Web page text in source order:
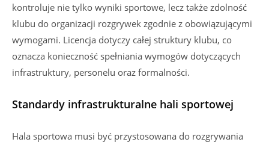
kontroluje nie tylko wyniki sportowe, lecz także zdolność
klubu do organizacji rozgrywek zgodnie z obowiązującymi
wymogami. Licencja dotyczy całej struktury klubu, co
oznacza konieczność spełniania wymogów dotyczących
infrastruktury, personelu oraz formalności.
Standardy infrastrukturalne hali sportowej
Hala sportowa musi być przystosowana do rozgrywania